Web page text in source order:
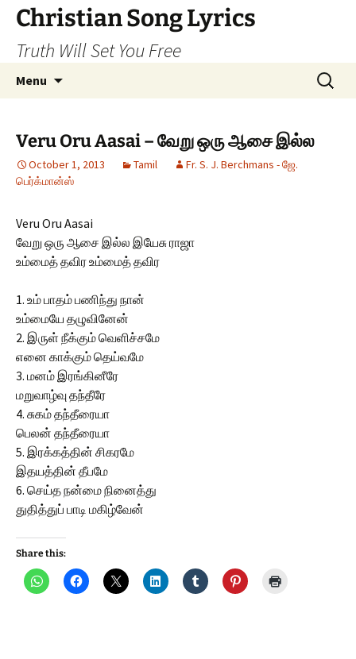
Skip
content
Christian Song Lyrics
Truth Will Set You Free
Menu
Search
for:
Veru Oru Aasai – வேறு ஒரு ஆசை இல்ல
October 1, 2013 Tamil
Fr. S. J. Berchmans - ஜே.
பெர்க்மான்ஸ்
Veru Oru Aasai
வேறு ஒரு ஆசை இல்ல இயேசு ராஜா
உம்மைத் தவிர உம்மைத் தவிர
1. உம் பாதம் பணிந்து நான்
உம்மையே தழுவினேன்
2. இருள் நீக்கும் வெளிச்சமே
எனை காக்கும் தெய்வமே
3. மனம் இரங்கினீரே
மறுவாழ்வு தந்தீரே
4. சுகம் தந்தீரையா
பெலன் தந்தீரையா
5. இரக்கத்தின் சிகரமே
இதயத்தின் தீபமே
6. செய்த நன்மை நினைத்து
துதித்துப் பாடி மகிழ்வேன்
Share this: